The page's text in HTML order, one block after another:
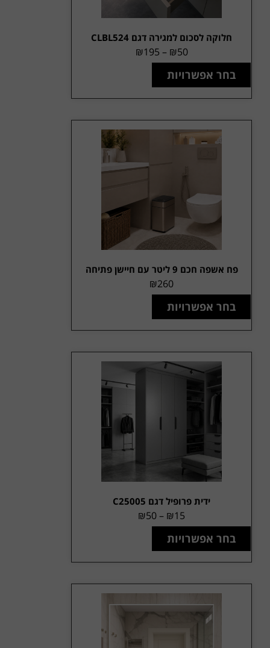
חלוקה לסכום למגירה דגם CLBL524
₪50
–
₪195
בחר אפשרויות
פח אשפה חכם 9 ליטר עם חיישן פתיחה
₪260
בחר אפשרויות
ידית פרופיל דגם C25005
₪15
–
₪50
בחר אפשרויות